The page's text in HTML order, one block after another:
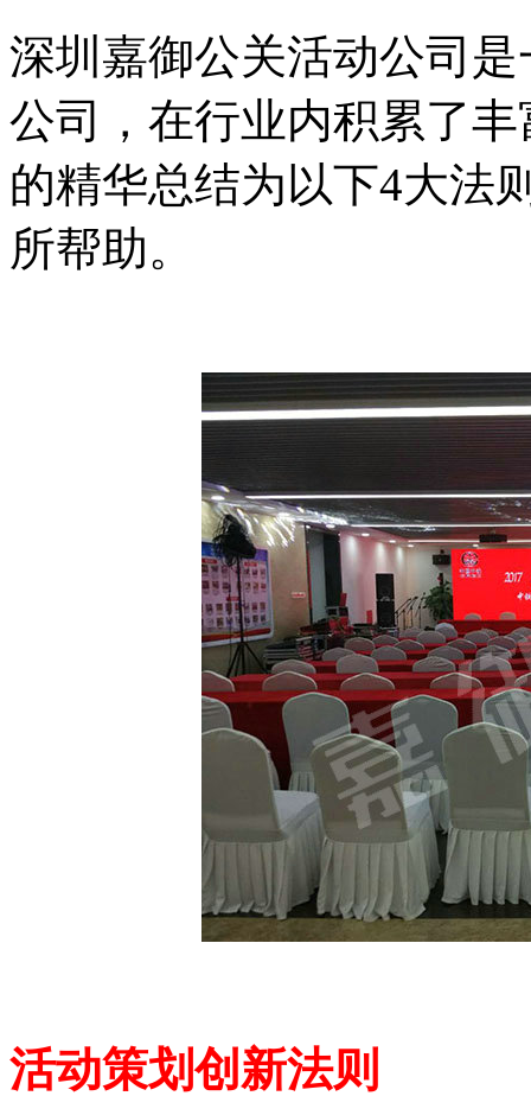
深圳嘉御公关活动公司
公司，在行业内积累了
的精华总结为以下4大法
所帮助。
活动策划创新法则